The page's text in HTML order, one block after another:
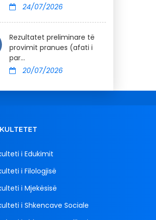
24/07/2026
Rezultatet preliminare të
provimit pranues (afati i
par...
20/07/2026
i Edukimit
i Filologjisë
i Mjekësisë
i Shkencave Sociale